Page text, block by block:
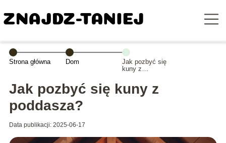
Strona główna Dom
Jak pozbyć się
kuny z
Jak pozbyć się kuny z
poddasza?
Data publikacji: 2025-06-17